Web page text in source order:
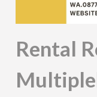
Rental